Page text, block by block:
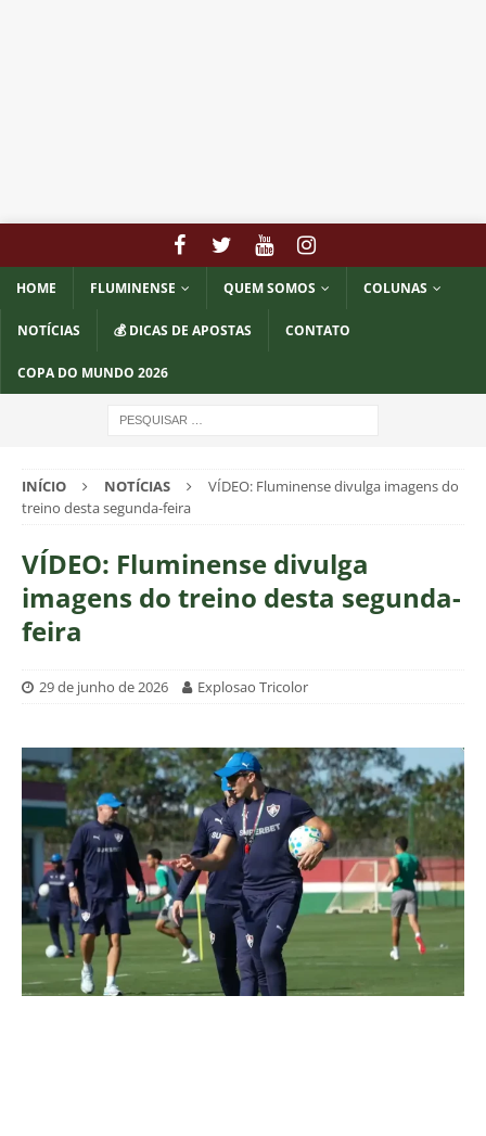
HOME FLUMINENSE QUEM SOMOS COLUNAS
NOTÍCIAS 💰 DICAS DE APOSTAS CONTATO
COPA DO MUNDO 2026
INÍCIO NOTÍCIAS
VÍDEO: Fluminense divulga imagens do
treino desta segunda-feira
VÍDEO: Fluminense divulga
imagens do treino desta segunda-
feira
29 de junho de 2026 Explosao Tricolor